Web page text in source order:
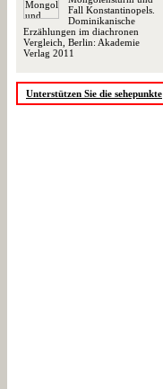
Fall Konstantinopels.
Dominikanische
Erzählungen im diachronen
Vergleich, Berlin: Akademie
Verlag 2011
Unterstützen Sie die sehepunkte